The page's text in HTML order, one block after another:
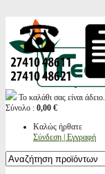
Το καλάθι σας είναι άδειο.
Σύνολο : 0,00 €
Καλώς ήρθατε
Σύνδεση | Εγγραφή